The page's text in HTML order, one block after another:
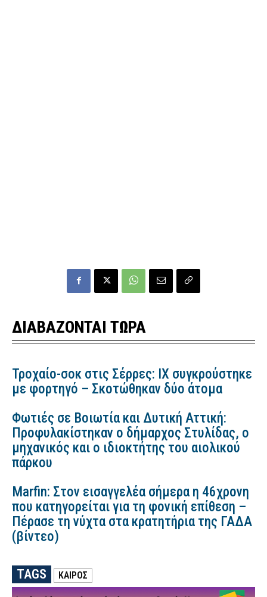
ΔΙΑΒΑΖΟΝΤΑΙ ΤΩΡΑ
Τροχαίο-σοκ στις Σέρρες: ΙΧ συγκρούστηκε
με φορτηγό – Σκοτώθηκαν δύο άτομα
Φωτιές σε Βοιωτία και Δυτική Αττική:
Προφυλακίστηκαν ο δήμαρχος Στυλίδας, ο
μηχανικός και ο ιδιοκτήτης του αιολικού
πάρκου
Marfin: Στον εισαγγελέα σήμερα η 46χρονη
που κατηγορείται για τη φονική επίθεση –
Πέρασε τη νύχτα στα κρατητήρια της ΓΑΔΑ
(βίντεο)
TAGS ΚΑΙΡΟΣ